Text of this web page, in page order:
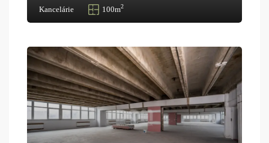
Kancelárie 100m2